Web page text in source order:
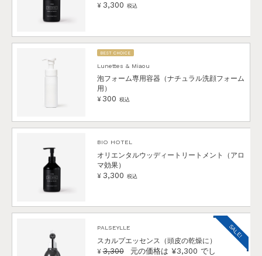
¥ 3,300 税込
BEST CHOICE
Lunettes & Miaou
泡フォーム専用容器（ナチュラル洗顔フォーム
用）
¥ 300 税込
BIO HOTEL
オリエンタルウッディートリートメント（アロ
マ効果）
¥ 3,300 税込
SALE!
PALSEYLLE
スカルプエッセンス（頭皮の乾燥に）
¥ 3,300
元の価格は ¥3,300 でし